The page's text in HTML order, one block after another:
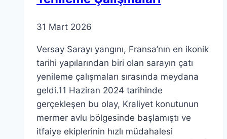
31 Mart 2026
Versay Sarayı yangını, Fransa’nın en ikonik
tarihi yapılarından biri olan sarayın çatı
yenileme çalışmaları sırasında meydana
geldi.11 Haziran 2024 tarihinde
gerçekleşen bu olay, Kraliyet konutunun
mermer avlu bölgesinde başlamıştı ve
itfaiye ekiplerinin hızlı müdahalesi